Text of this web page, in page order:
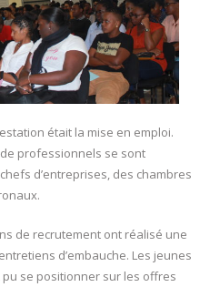
était la mise en emploi.
professionnels se sont
d’entreprises, des chambres
de recrutement ont réalisé une
d’embauche. Les jeunes
se positionner sur les offres